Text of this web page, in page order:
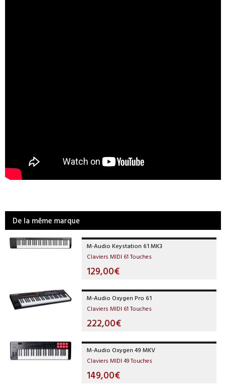
De la même marque
M-Audio Keystation 61 MK3
Claviers MIDI 61 Touches
129,00€
M-Audio Oxygen Pro 61
Claviers MIDI 61 Touches
222,00€
M-Audio Oxygen 49 MKV
Claviers MIDI 49 Touches
149,00€